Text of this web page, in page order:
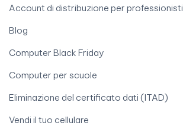
Account di distribuzione per professionisti
Blog
Computer Black Friday
Computer per scuole
Eliminazione del certificato dati (ITAD)
Vendi il tuo cellulare